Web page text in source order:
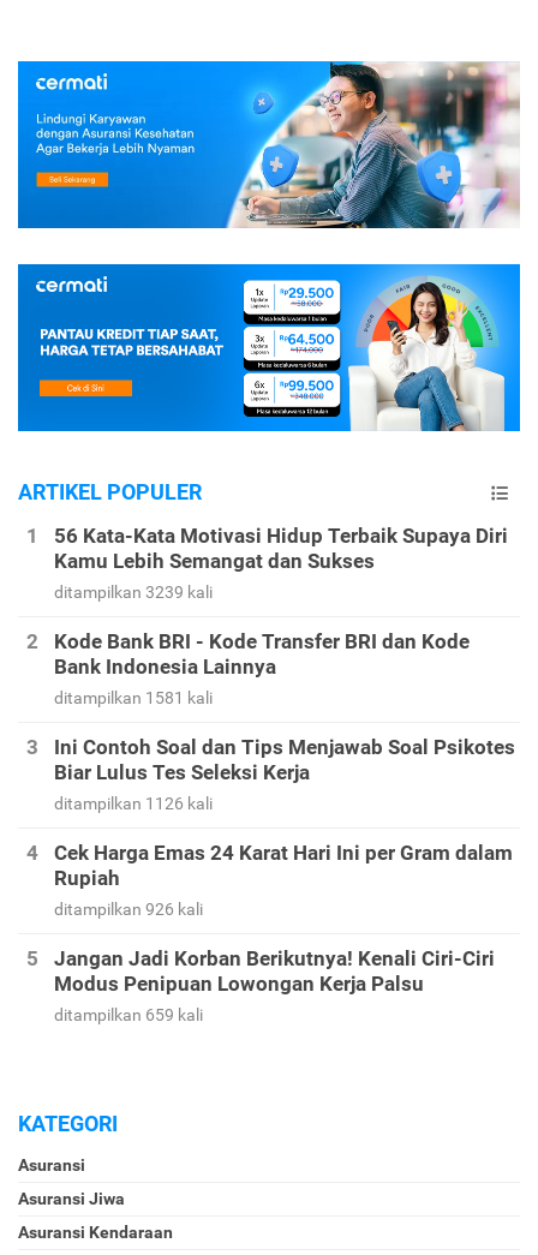
ARTIKEL POPULER
56 Kata-Kata Motivasi Hidup Terbaik Supaya Diri
Kamu Lebih Semangat dan Sukses
ditampilkan 3239 kali
Kode Bank BRI - Kode Transfer BRI dan Kode
Bank Indonesia Lainnya
ditampilkan 1581 kali
Ini Contoh Soal dan Tips Menjawab Soal Psikotes
Biar Lulus Tes Seleksi Kerja
ditampilkan 1126 kali
Cek Harga Emas 24 Karat Hari Ini per Gram dalam
Rupiah
ditampilkan 926 kali
Jangan Jadi Korban Berikutnya! Kenali Ciri-Ciri
Modus Penipuan Lowongan Kerja Palsu
ditampilkan 659 kali
KATEGORI
Asuransi
Asuransi Jiwa
Asuransi Kendaraan